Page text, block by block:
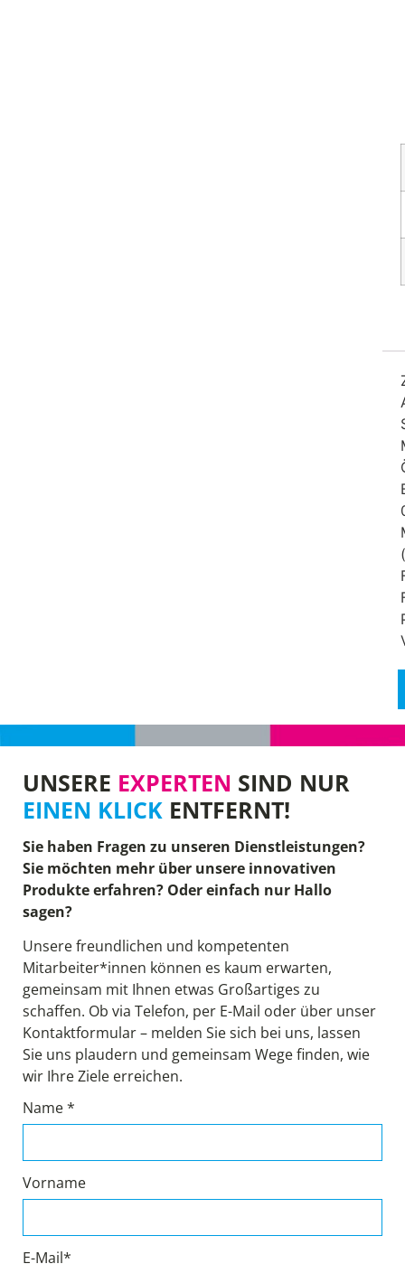
UNSERE EXPERTEN SIND NUR
EINEN KLICK ENTFERNT!
Sie haben Fragen zu unseren Dienstleistungen?
Sie möchten mehr über unsere innovativen
Produkte erfahren? Oder einfach nur Hallo
sagen?
Unsere freundlichen und kompetenten
Mitarbeiter*innen können es kaum erwarten,
gemeinsam mit Ihnen etwas Großartiges zu
schaffen. Ob via Telefon, per E-Mail oder über unser
Kontaktformular – melden Sie sich bei uns, lassen
Sie uns plaudern und gemeinsam Wege finden, wie
wir Ihre Ziele erreichen.
Name *
Vorname
E-Mail*